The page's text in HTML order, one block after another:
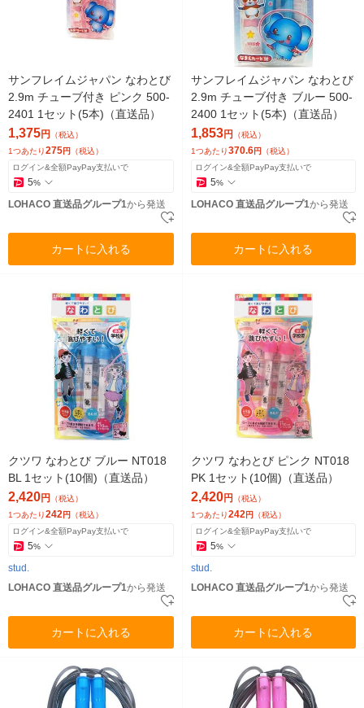
サンフレイムジャパン なわとび
2.9m チューブ付き ピンク 500-
2401 1セット(5本)（直送品）
1,375円
（税込）
1つあたり275円 （税込）
ログイン&全額PayPay支払いで
5%
LOHACO 直送品グループ1から発送
カートに入れる
サンフレイムジャパン なわとび
2.9m チューブ付き ブルー 500-
2400 1セット(5本)（直送品）
1,853円
（税込）
1つあたり370.6円 （税込）
ログイン&全額PayPay支払いで
5%
LOHACO 直送品グループ1から発送
カートに入れる
クツワ なわとび ブルー NT018
BL 1セット(10個)（直送品）
2,420円 （税込）
1つあたり242円 （税込）
ログイン&全額PayPay支払いで
5%
stud.
LOHACO 直送品グループ1から発送
カートに入れる
クツワ なわとび ピンク NT018
PK 1セット(10個)（直送品）
2,420円 （税込）
1つあたり242 円 （税込）
ログイン&全額PayPay支払いで
5%
stud.
LOHACO 直送品グループ1から発送
カートに入れる